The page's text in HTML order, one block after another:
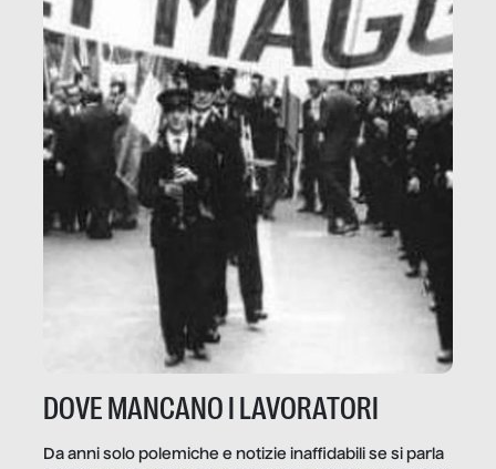
DOVE MANCANO I LAVORATORI
Da anni solo polemiche e notizie inaffidabili se si parla